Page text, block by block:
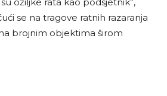
se na tragove ratnih razaranja
brojnim objektima širom